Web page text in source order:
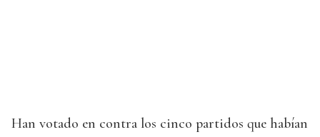
Han votado en contra los cinco partidos que habían